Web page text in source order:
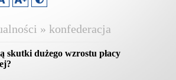
» konfederacja
skutki dużego wzrostu płacy